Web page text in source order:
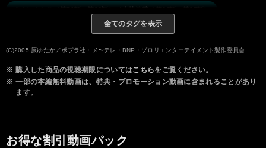
くまいもとこ（第51話〜第93話）／小林沙苗（第94話〜第97話）
半場友恵 石田 彰
玉川紗己子
全てのタグを表示
(C)2005 原ゆたか／ポプラ社・メ〜テレ・BNP・ゾロリエンターテイメント製作委員会
※ 購入した商品の視聴期限についてはこちらをご覧ください。
※ 一部の本編無料動画は、特典・プロモーション動画に含まれることがあり
ます。
お得な割引動画パック